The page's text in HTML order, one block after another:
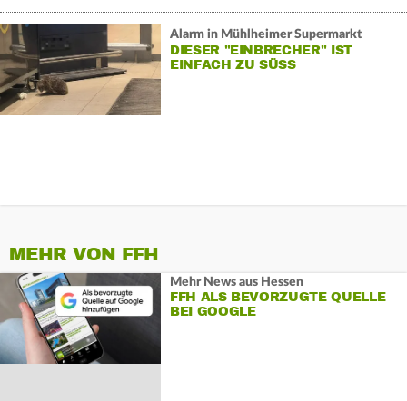
Alarm in Mühlheimer Supermarkt
DIESER "EINBRECHER" IST
EINFACH ZU SÜSS
MEHR VON FFH
Mehr News aus Hessen
FFH ALS BEVORZUGTE QUELLE
BEI GOOGLE